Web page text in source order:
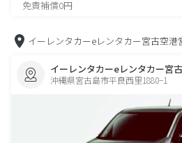
免責補償0円
イーレンタカーeレンタカー宮古空港
イーレンタカーeレンタカー宮
沖縄県宮古島市平良西里1880−1